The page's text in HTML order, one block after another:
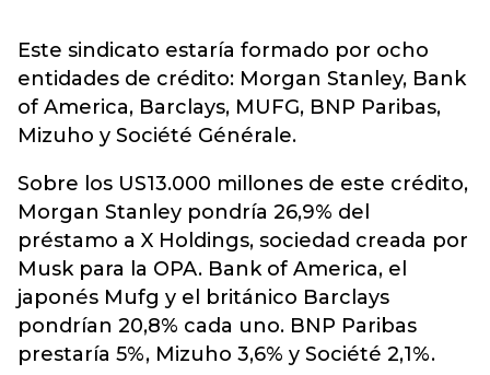
Este sindicato estaría formado por ocho
entidades de crédito: Morgan Stanley, Bank
of America, Barclays, MUFG, BNP Paribas,
Mizuho y Société Générale.
Sobre los US13.000 millones de este crédito,
Morgan Stanley pondría 26,9% del
préstamo a X Holdings, sociedad creada por
Musk para la OPA. Bank of America, el
japonés Mufg y el británico Barclays
pondrían 20,8% cada uno. BNP Paribas
prestaría 5%, Mizuho 3,6% y Société 2,1%.